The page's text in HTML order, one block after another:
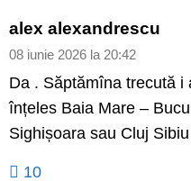
alex alexandrescu
08 iunie 2026 la 20:42
Da . Săptămîna trecută i
înțeles Baia Mare –
Sighișoara sau Cluj
10